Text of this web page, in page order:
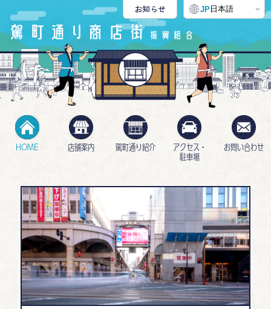
HOME 店舗案内 駕町通り紹介
アクセス・
駐車場
お問い合わせ
お知らせ JP 日本語